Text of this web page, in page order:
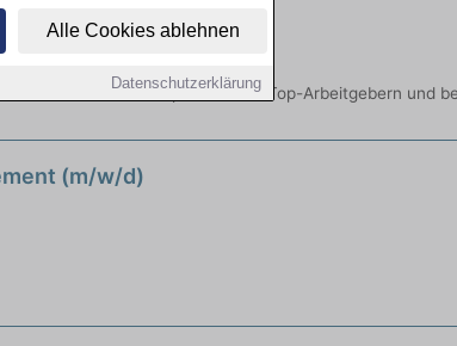
Alle Cookies ablehnen
Datenschutzerklärung
Sie freie Optionen von Top-Arbeitgebern und
(m/w/d)